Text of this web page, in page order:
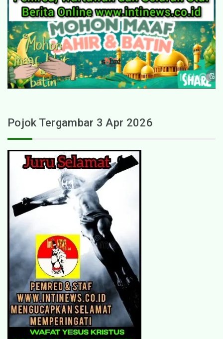
Pojok Tergambar 3 Apr 2026